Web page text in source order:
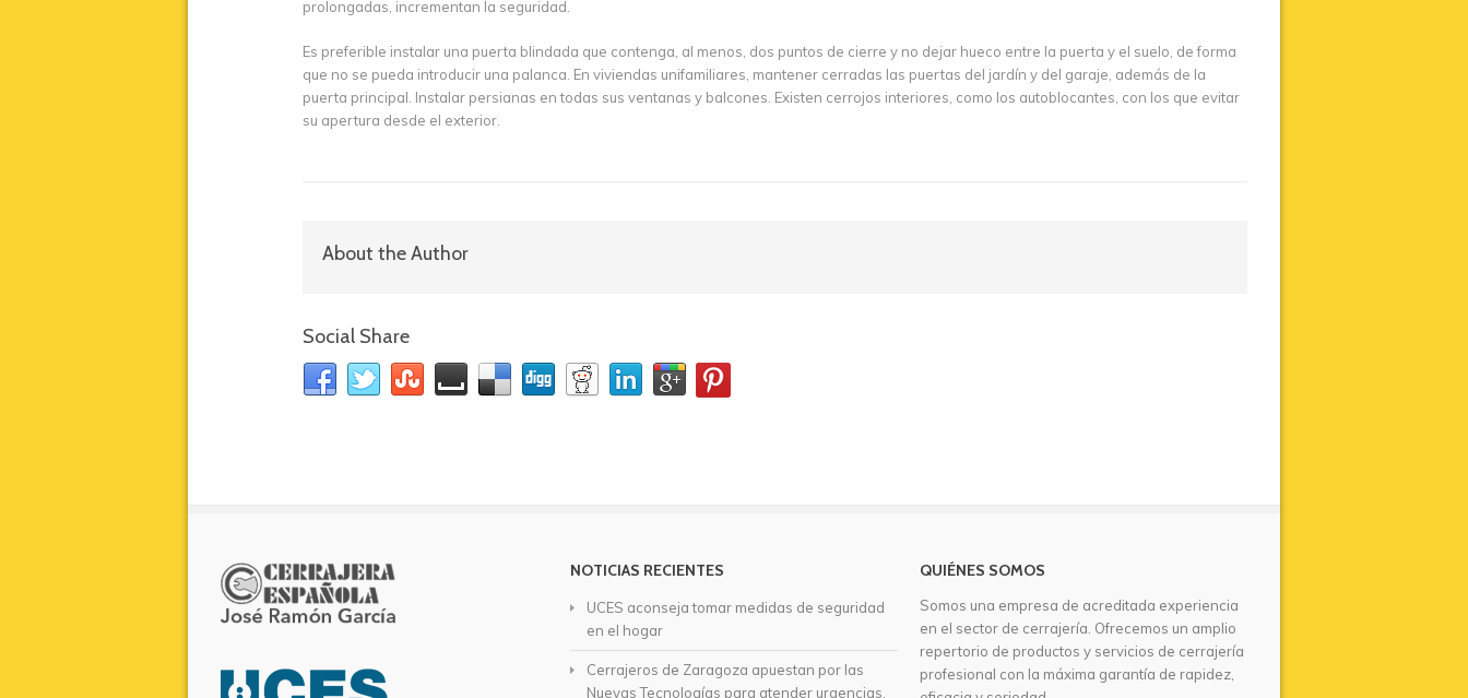
prolongadas, incrementan la seguridad.
Es preferible instalar una puerta blindada que contenga, al menos, dos puntos de cierre y no dejar hueco entre la puerta y el suelo, de forma
que no se pueda introducir una palanca. En viviendas unifamiliares, mantener cerradas las puertas del jardín y del garaje, además de la
puerta principal. Instalar persianas en todas sus ventanas y balcones. Existen cerrojos interiores, como los autoblocantes, con los que evitar
su apertura desde el exterior.
About the Author
Social Share
NOTICIAS RECIENTES
UCES aconseja tomar medidas de seguridad
en el hogar
Cerrajeros de Zaragoza apuestan por las
Nuevas Tecnologías para atender urgencias.
QUIÉNES SOMOS
Somos una empresa de acreditada experiencia
en el sector de cerrajería. Ofrecemos un amplio
repertorio de productos y servicios de cerrajería
profesional con la máxima garantía de rapidez,